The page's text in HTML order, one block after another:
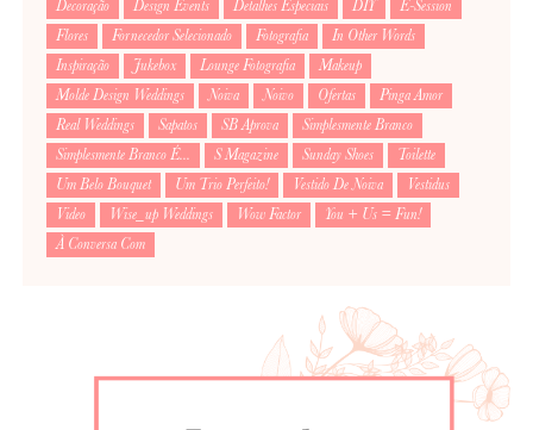
Decoração
Design Events Detalhes Especiais DIY
E-Session
Flores
Fornecedor Selecionado Fotografia
In Other Words
Inspiração
Jukebox Lounge Fotografia
Makeup
Molde Design Weddings
Noiva Noivo Ofertas
Pinga Amor
Real Weddings
Sapatos SB Aprova
Simplesmente Branco
Simplesmente Branco É...
S Magazine Sunday Shoes
Toilette
Um Belo Bouquet
Um Trio Perfeito! Vestido De Noiva
Vestidus
Video
Wise_up Weddings Wow Factor
You + Us = Fun!
À Conversa Com